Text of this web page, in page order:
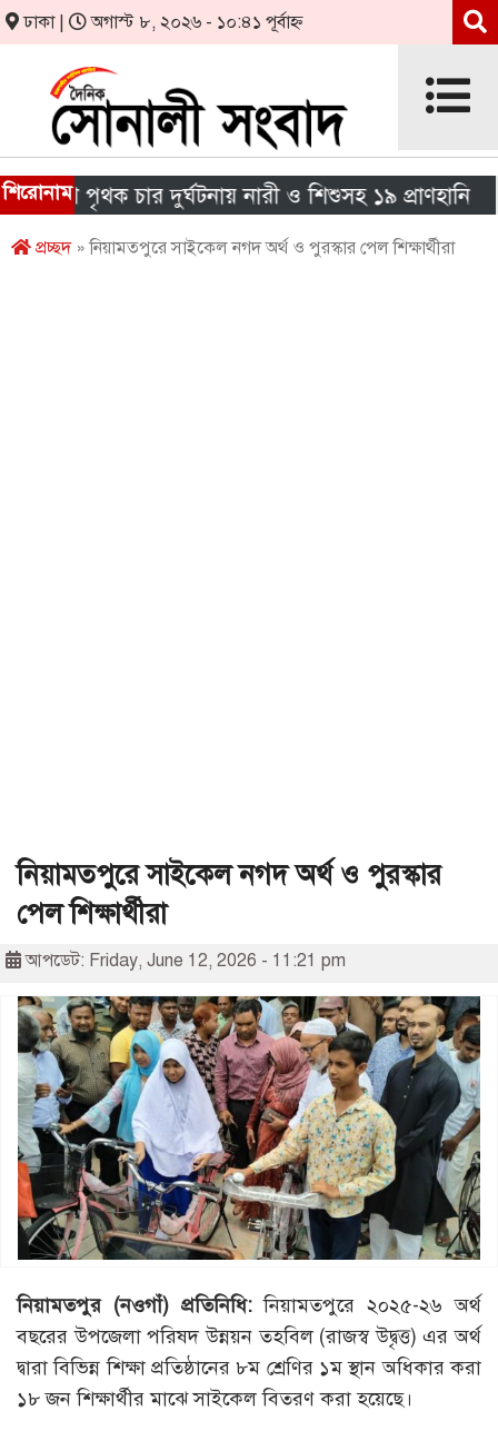
ঢাকা | অগাস্ট ৮, ২০২৬ - ১০:৪১ পূর্বাহ্ন
শিরোনামপৃথক চার দুর্ঘটনায় নারী ও শিশুসহ ১৯ প্রাণহানি
প্রচ্ছদ» নিয়ামতপুরে সাইকেল নগদ অর্থ ও পুরস্কার পেল শিক্ষার্থীরা
নিয়ামতপুরে সাইকেল নগদ অর্থ ও পুরস্কার
পেল শিক্ষার্থীরা
আপডেট: Friday, June 12, 2026 - 11:21 pm
নিয়ামতপুর (নওগাঁ) প্রতিনিধি:নিয়ামতপুরে ২০২৫-২৬ অর্থ
বছরের উপজেলা পরিষদ উন্নয়ন তহবিল (রাজস্ব উদ্বৃত্ত) এর অর্থ
দ্বারা বিভিন্ন শিক্ষা প্রতিষ্ঠানের ৮ম শ্রেণির ১ম স্থান অধিকার করা
১৮ জন শিক্ষার্থীর মাঝে সাইকেল বিতরণ করা হয়েছে।